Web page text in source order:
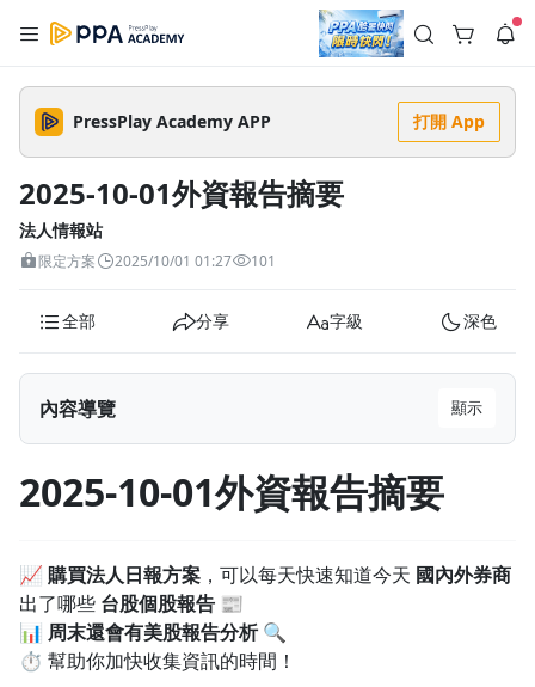
註冊領取 上千元優惠券！
公告
🌞 PPA 避暑津貼．冷氣房升級｜期間快閃活動
🥵 酷暑限時快閃｜單筆滿 NT$2,500 現折 NT$300、再贈最高
2% 點數回饋！🚀 酷暑來襲．偷偷在冷氣房升級 📈⭐️ 【冷氣房
進修 限時開跑】◾單筆滿 NT$2,500 現折 NT$300◾活動期間：
即日起 - 8/13（只有一週）-📣 酷暑季好康 \ 再加碼 /→ 點數回饋
無上限🔥購買任一課程 or 訂閱✅ 消費即享回饋 1% 點數✅ 滿
$5,000 回饋 2% 點數🎁 此為 PPA 官方帳號 Line@ 專屬活動，加
3 天前
查看全部
PressPlay Academy APP 打開 App
2025-10-01外資報告摘要
法人情報站
限定方案 2025/10/01 01:27 101
全部 分享 字級 深色
內容導覽 顯示
2025-10-01外資報告摘要
📈 購買法人日報方案 ，可以每天快速知道今天 國內外券商
出了哪些 台股個股報告 📰
📊 周末還會有美股報告分析🔍
⏱️ 幫助你加快收集資訊的時間！
--:-- --:--
播放速度
1.25x
1.0x
0.75x
追蹤列表 播放清單
去逛逛